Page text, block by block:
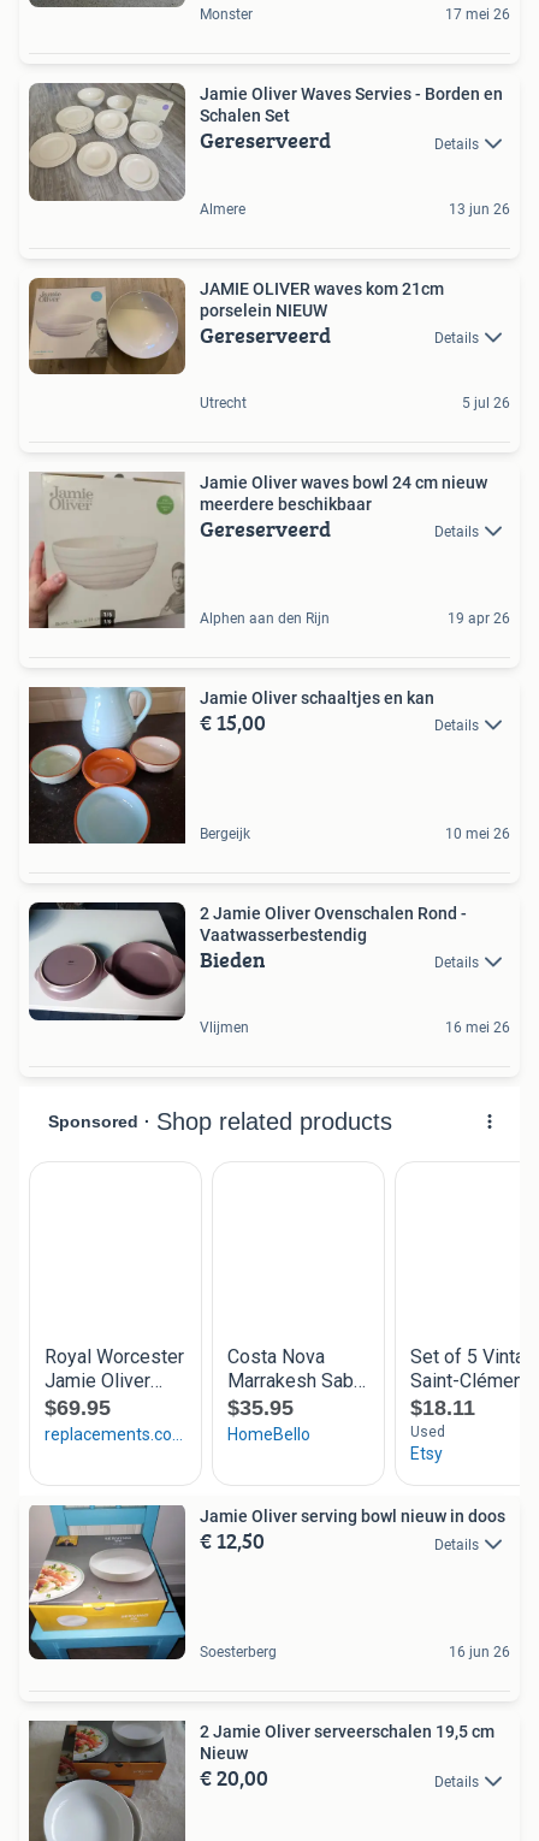
Monster 17 mei 26
Jamie Oliver Waves Servies - Borden en
Schalen Set
Gereserveerd Details
Almere 13 jun 26
JAMIE OLIVER waves kom 21cm
porselein NIEUW
Gereserveerd Details
Utrecht 5 jul 26
Jamie Oliver waves bowl 24 cm nieuw
meerdere beschikbaar
Gereserveerd Details
Alphen aan den Rijn 19 apr 26
Jamie Oliver schaaltjes en kan
€ 15,00 Details
Bergeijk 10 mei 26
2 Jamie Oliver Ovenschalen Rond -
Vaatwasserbestendig
Bieden Details
Vlijmen 16 mei 26
Jamie Oliver serving bowl nieuw in doos
€ 12,50 Details
Soesterberg 16 jun 26
2 Jamie Oliver serveerschalen 19,5 cm
Nieuw
€ 20,00 Details